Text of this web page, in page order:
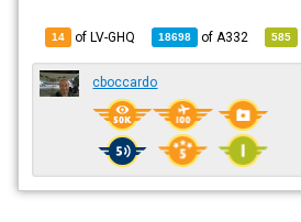
14 of LV-GHQ 18698 of A332 585
cboccardo